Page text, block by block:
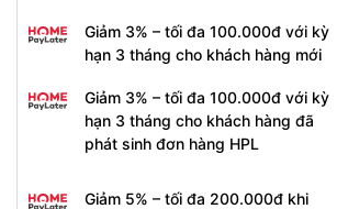
Giảm 3% – tối đa 100.000đ với kỳ
hạn 3 tháng cho khách hàng mới
Giảm 3% – tối đa 100.000đ với kỳ
hạn 3 tháng cho khách hàng đã
phát sinh đơn hàng HPL
Giảm 5% – tối đa 200.000đ khi